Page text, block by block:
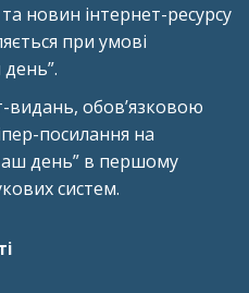
новин інтернет-ресурсу
при умові
видань, обов’язковою
посилання на
день” в першому
систем.